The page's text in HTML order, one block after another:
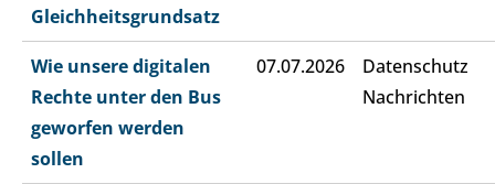
Gleichheitsgrundsatz
Wie unsere digitalen
Rechte unter den Bus
geworfen werden
sollen
07.07.2026
Datenschutz
Nachrichten